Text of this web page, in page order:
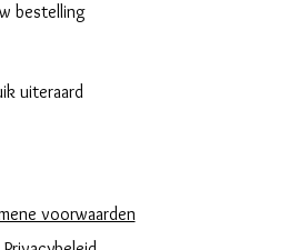
bestelling
uiteraard
voorwaarden